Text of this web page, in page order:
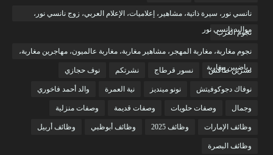
نانسي نور، سيرة ذاتية، مشاهير، إعلاميات، الإعلام العربي، زوج نانسي نور،
مواليد نانسي نور
نجوم العرب
نجوم مغاربة، مغاربة المهجر، مشاهير مغاربة، مغاربة عالميون، مهاجرين مغاربة،
رياضيين مغاربة
نسرين طافش نسور قرطاج نشرتكم نوف حجازي
نوفاك دجوكوفيتش نونو مينديز نية العمرة والد أحمد فاخوري
وجمال وصفات حلويات وصفات قديمة وصفات منزلية
وظائف الإمارات وظائف 2025 وظائف أبوظبي وظائف أربيل
وظائف البصرة